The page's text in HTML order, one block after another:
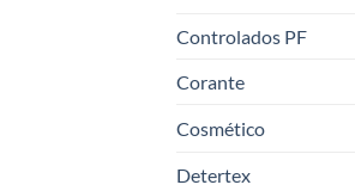
Controlados PF
Corante
Cosmético
Detertex